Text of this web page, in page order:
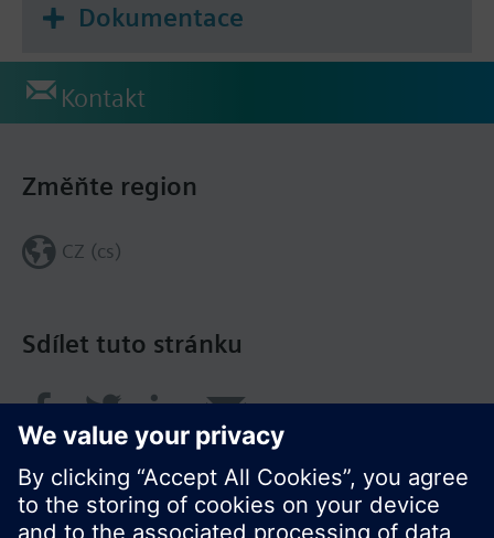
Dokumentace
Kontakt
Sdílet tuto stránku
Změňte region
CZ (cs)